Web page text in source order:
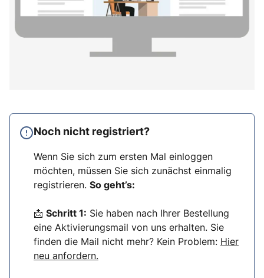
Noch nicht registriert?
Wenn Sie sich zum ersten Mal einloggen
möchten, müssen Sie sich zunächst einmalig
registrieren. So geht’s:
📩 Schritt 1: Sie haben nach Ihrer Bestellung
eine Aktivierungsmail von uns erhalten. Sie
finden die Mail nicht mehr? Kein Problem: Hier
neu anfordern.